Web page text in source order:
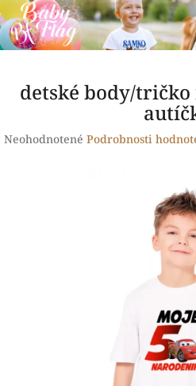
Prejsť
na
obsah
detské body/
Priemerné
Neohodnotené Podrobnosti